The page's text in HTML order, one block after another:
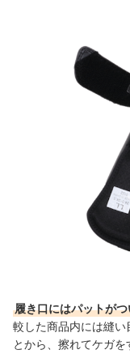
履き口にはパットが
較した商品内には縫い
とから、擦れてケガ